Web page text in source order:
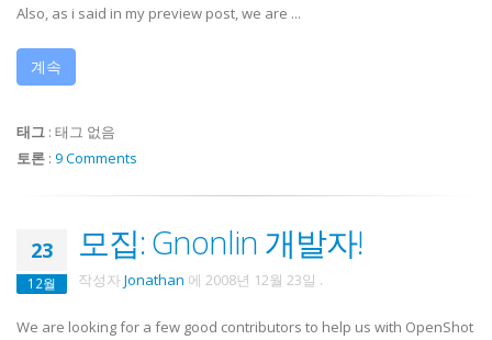
Also, as i said in my preview post, we are ...
계속
태그 : 태그 없음
토론 : 9 Comments
23
12월
모집: Gnonlin 개발자!
작성자Jonathan 에 2008년 12월 23일 .
We are looking for a few good contributors to help us with OpenShot